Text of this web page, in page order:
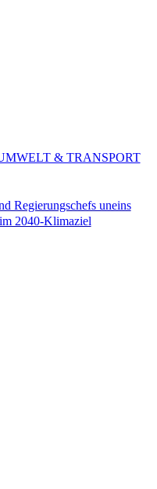
Regierungschefs uneins
2040-Klimaziel
& TRANSPORT